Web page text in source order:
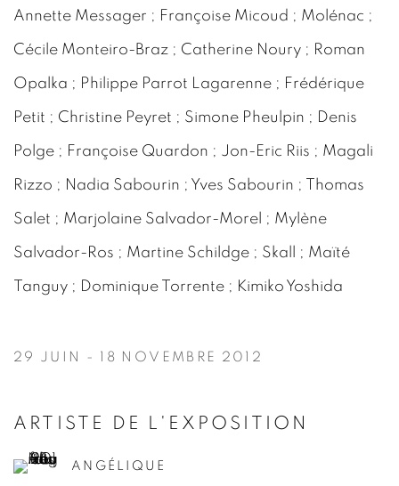
Annette Messager ; Françoise Micoud ; Molénac ;
Cécile Monteiro-Braz ; Catherine Noury ; Roman
Opalka ; Philippe Parrot Lagarenne ; Frédérique
Petit ; Christine Peyret ; Simone Pheulpin ; Denis
Polge ; Françoise Quardon ; Jon-Eric Riis ; Magali
Rizzo ; Nadia Sabourin ; Yves Sabourin ; Thomas
Salet ; Marjolaine Salvador-Morel ; Mylène
Salvador-Ros ; Martine Schildge ; Skall ; Maïté
Tanguy ; Dominique Torrente ; Kimiko Yoshida
29 JUIN - 18 NOVEMBRE 2012
ARTISTE DE L'EXPOSITION
ANGÉLIQUE